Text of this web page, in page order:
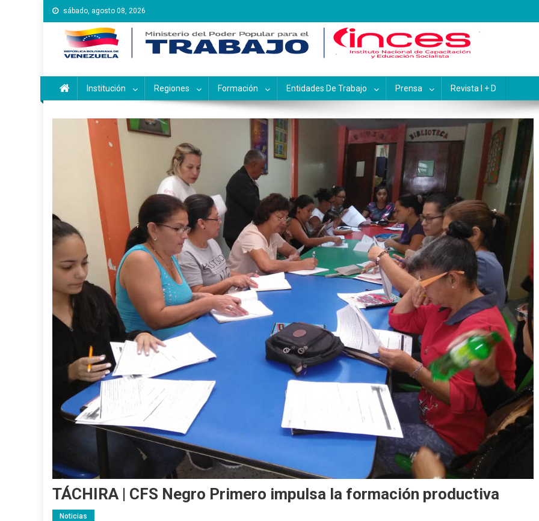
Saltar
al
contenido
sábado, agosto 08, 2026
Instituto Nacional de Capacitación y Educación
Inces
Institución Regiones Formación Entidades De Trabajo Prensa Revista I + D
TÁCHIRA | CFS Negro Primero impulsa la formación productiva
Noticias